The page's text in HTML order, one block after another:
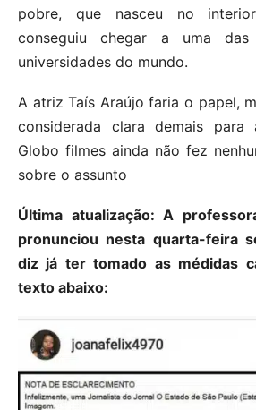
pobre, que nasceu no
conseguiu chegar a uma das
universidades do mundo.
A atriz Taís Araújo faria o papel,
considerada clara demais para
Globo filmes ainda não fez
sobre o assunto
Última atualização: A
pronunciou nesta quarta-feira
diz já ter tomado as médidas
texto abaixo: